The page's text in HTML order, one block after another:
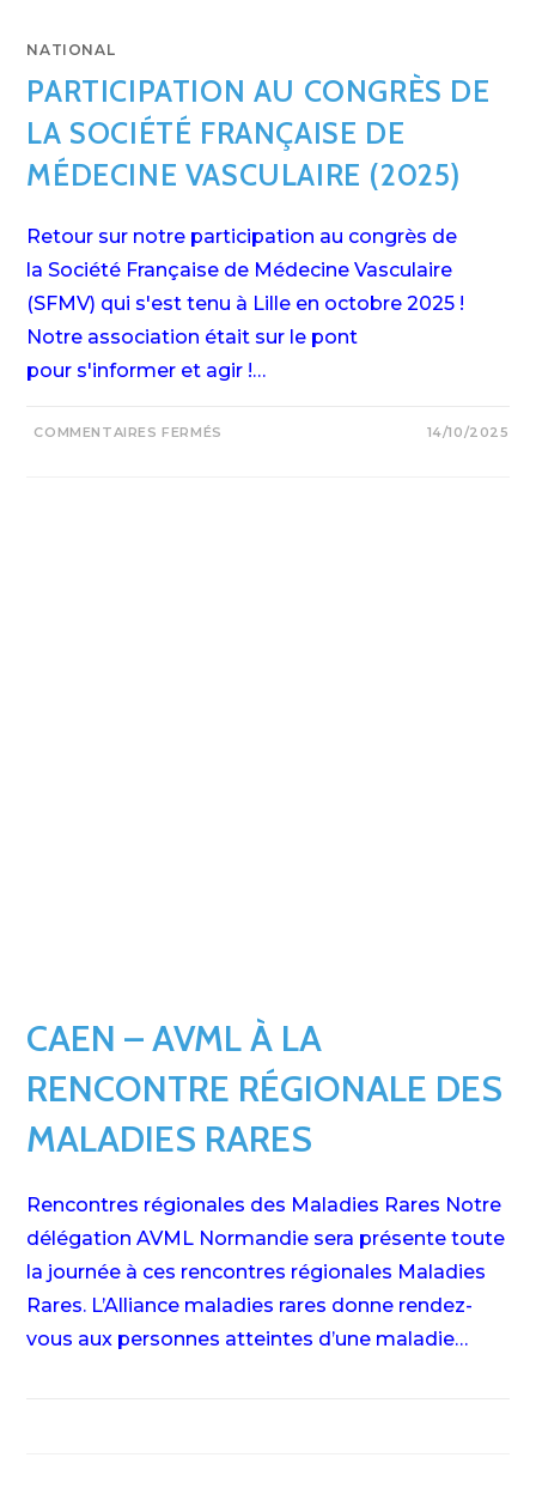
NATIONAL
PARTICIPATION AU CONGRÈS DE
LA SOCIÉTÉ FRANÇAISE DE
MÉDECINE VASCULAIRE (2025)
Retour sur notre participation au congrès de
la Société Française de Médecine Vasculaire
(SFMV) qui s'est tenu à Lille en octobre 2025 !
Notre association était sur le pont
pour s'informer et agir !…
COMMENTAIRES FERMÉS 14/10/2025
CAEN – AVML À LA
RENCONTRE RÉGIONALE DES
MALADIES RARES
Rencontres régionales des Maladies Rares Notre
délégation AVML Normandie sera présente toute
la journée à ces rencontres régionales Maladies
Rares. L’Alliance maladies rares donne rendez-
vous aux personnes atteintes d’une maladie…